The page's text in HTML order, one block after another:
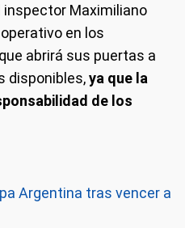
inspector Maximiliano
en los
abrirá sus puertas a
disponibles,ya que la
de los
Argentina tras vencer a